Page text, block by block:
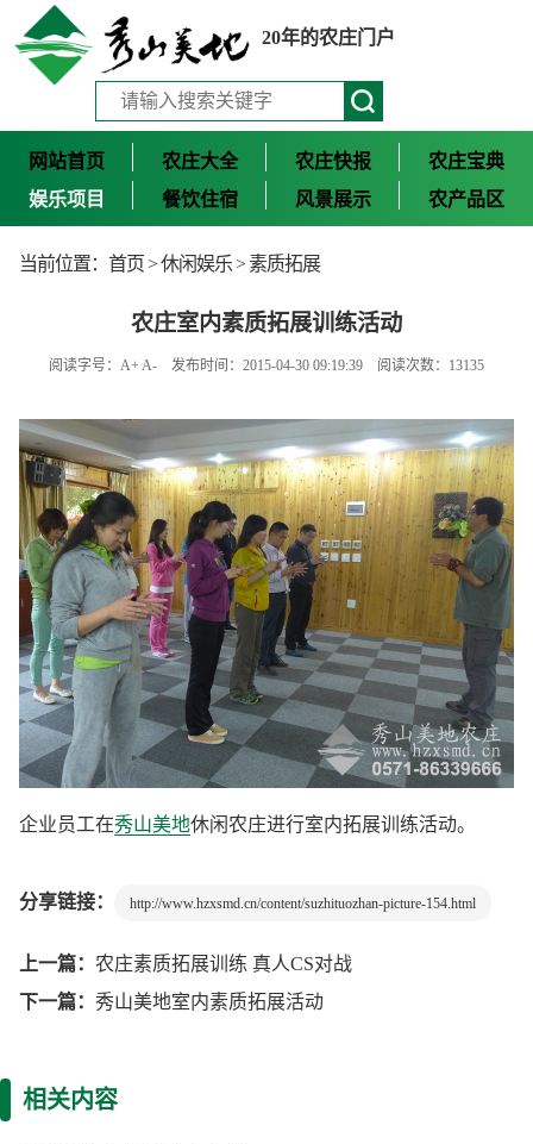
20年的农庄门户
网站首页 农庄大全 农庄快报
农庄宝典
娱乐项目
餐饮住宿 风景展示 农产品区
当前位置： 首页 >休闲娱乐>素质拓展
农庄室内素质拓展训练活动
阅读字号： A+ A- 发布时间：2015-04-30 09:19:39 阅读次数：13135
企业员工在秀山美地休闲农庄进行室内拓展训练活动。
分享链接： http://www.hzxsmd.cn/content/suzhituozhan-picture-154.html
上一篇： 农庄素质拓展训练 真人CS对战
下一篇： 秀山美地室内素质拓展活动
相关内容